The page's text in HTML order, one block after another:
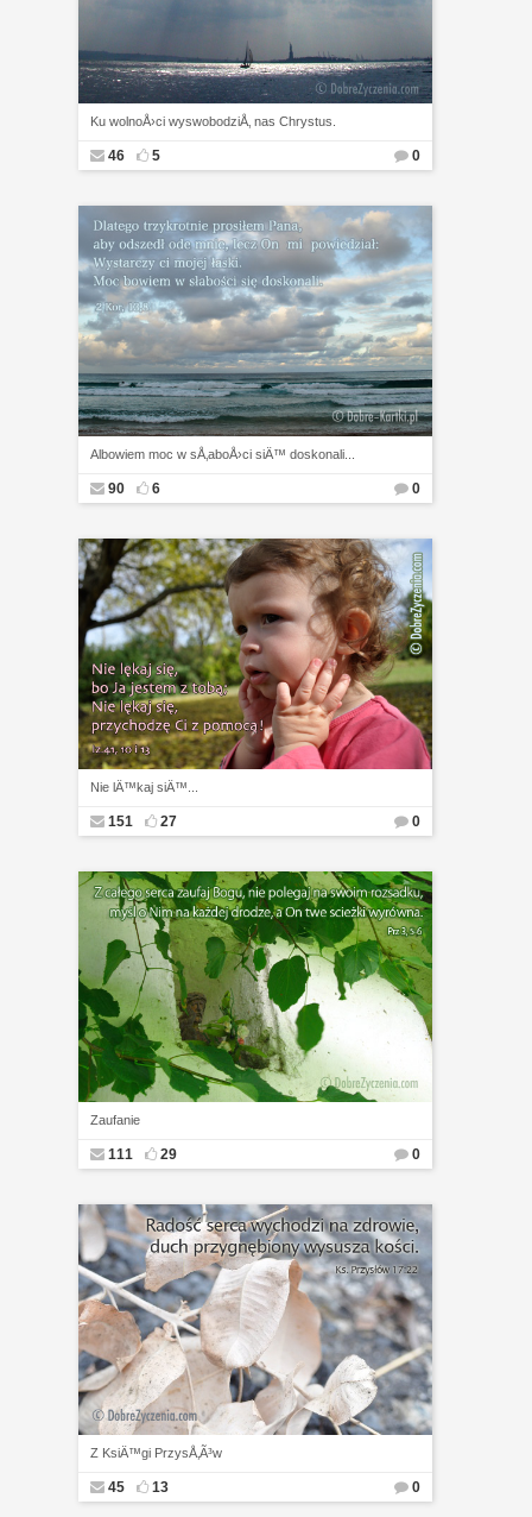
Ku wolnoÅ›ci wyswobodziÅ‚ nas Chrystus.
46 5 0
Albowiem moc w sÅ‚aboÅ›ci siÄ™ doskonali...
90 6 0
Nie lÄ™kaj siÄ™...
151 27 0
Zaufanie
111 29 0
Z KsiÄ™gi PrzysÅ‚Ã³w
45 13 0